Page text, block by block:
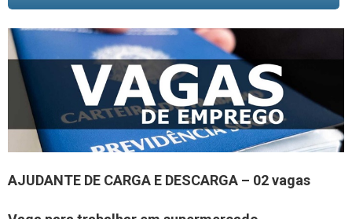
AJUDANTE DE CARGA E DESCARGA – 02 vagas